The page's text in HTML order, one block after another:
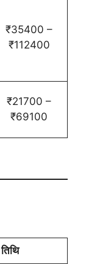
₹35400 –
₹112400
₹21700 –
₹69100
तिथि